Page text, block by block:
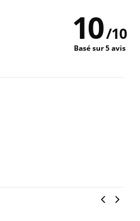
10/10
Basé sur 5 avis